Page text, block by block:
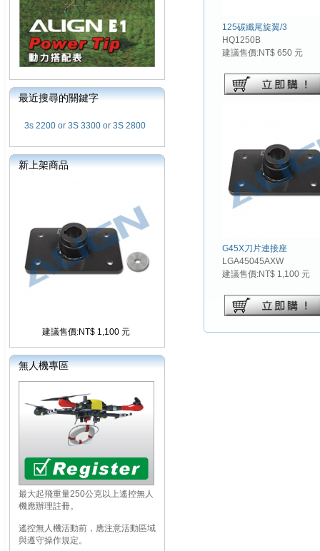
最近搜尋的關鍵字
3s 2200 or 3S 3300 or 3S 2800
新上架商品
建議售價:NT$ 1,100 元
無人機專區
最大起飛重量250公克以上遙控無人
機應辦理註冊。
遙控無人機活動前，應注意活動區域
與遵守操作規定。
125碳纖尾旋翼/3
HQ1250B
建議售價:NT$ 650 元
G45X刀片連接座
LGA45045AXW
建議售價:NT$ 1,100 元